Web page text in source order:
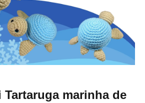
marinha de